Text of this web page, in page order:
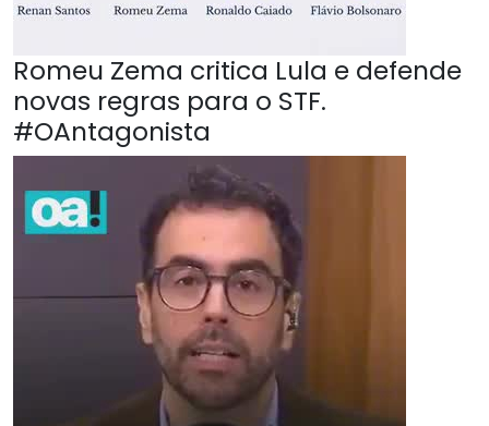
Romeu Zema critica Lula e defende
novas regras para o STF.
#OAntagonista